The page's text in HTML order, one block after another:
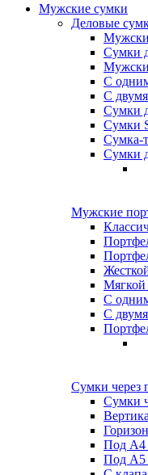
Мужские сумки
Деловые
Сумки
С
С
Сумки
Сумки
Сумка-
Сумки
Мужские
С
С
Сумки через
Сумки
Под А4
Под А5